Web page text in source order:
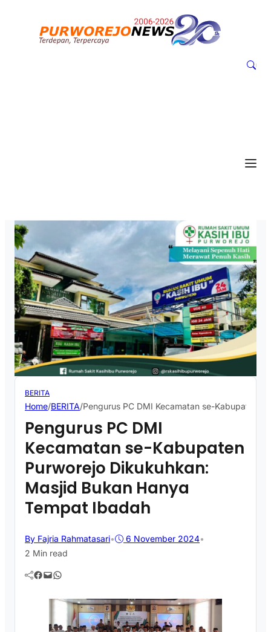
BERITA
Home/BERITA/Pengurus PC DMI Kecamatan se-Kabupaten
Pengurus PC DMI
Kecamatan se-Kabupaten
Purworejo Dikukuhkan:
Masjid Bukan Hanya
Tempat Ibadah
By Fajria Rahmatasari• 6 November 2024•
2 Min read
Facebook Mail WhatsApp